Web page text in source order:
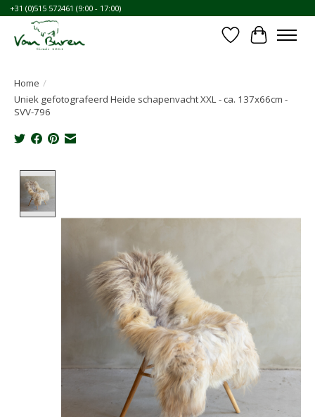
+31 (0)515 572461 (9:00 - 17:00)
Verlanglijst
Home /
Uniek gefotografeerd Heide schapenvacht XXL - ca. 137x66cm -
SVV-796